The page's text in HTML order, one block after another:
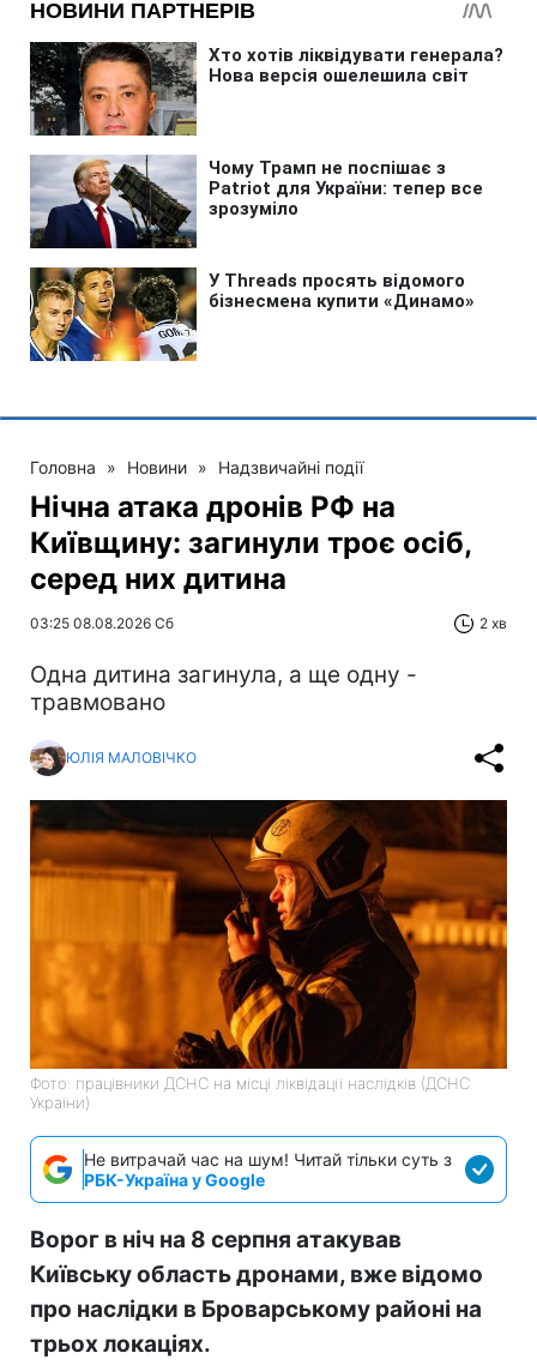
Головна » Новини » Надзвичайні події
Нічна атака дронів РФ на
Київщину: загинули троє осіб,
серед них дитина
03:25 08.08.2026 Сб 2 хв
Одна дитина загинула, а ще одну -
травмовано
ЮЛІЯ МАЛОВІЧКО
Фото: працівники ДСНС на місці ліквідації наслідків (ДСНС
України)
Не витрачай час на шум! Читай тільки суть з
РБК-Україна у Google
Ворог в ніч на 8 серпня атакував
Київську область дронами, вже відомо
про наслідки в Броварському районі на
трьох локаціях.